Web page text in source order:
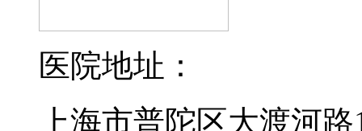
医院地址：
上海市普陀区大渡河